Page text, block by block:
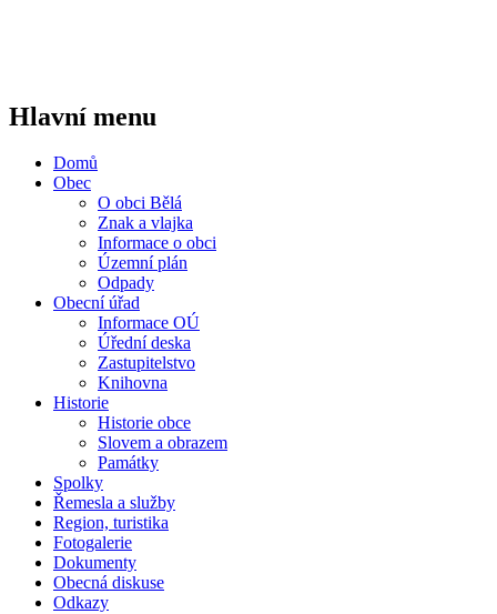
Hlavní menu
Domů
Obec
O obci Bělá
Znak a vlajka
Informace o obci
Územní plán
Odpady
Obecní úřad
Informace OÚ
Úřední deska
Zastupitelstvo
Knihovna
Historie
Historie obce
Slovem a obrazem
Památky
Spolky
Řemesla a služby
Region, turistika
Fotogalerie
Dokumenty
Obecná diskuse
Odkazy